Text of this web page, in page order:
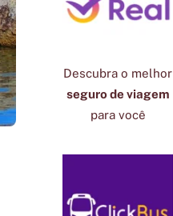
Descubra o melhor
seguro de viagem
para você